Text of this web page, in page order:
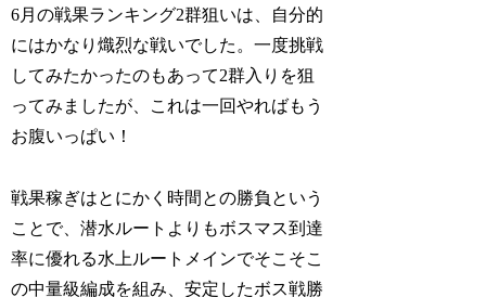
6月の戦果ランキング2群狙いは、自分的
にはかなり熾烈な戦いでした。一度挑戦
してみたかったのもあって2群入りを狙
ってみましたが、これは一回やればもう
お腹いっぱい！
戦果稼ぎはとにかく時間との勝負という
ことで、潜水ルートよりもボスマス到達
率に優れる水上ルートメインでそこそこ
の中量級編成を組み、安定したボス戦勝